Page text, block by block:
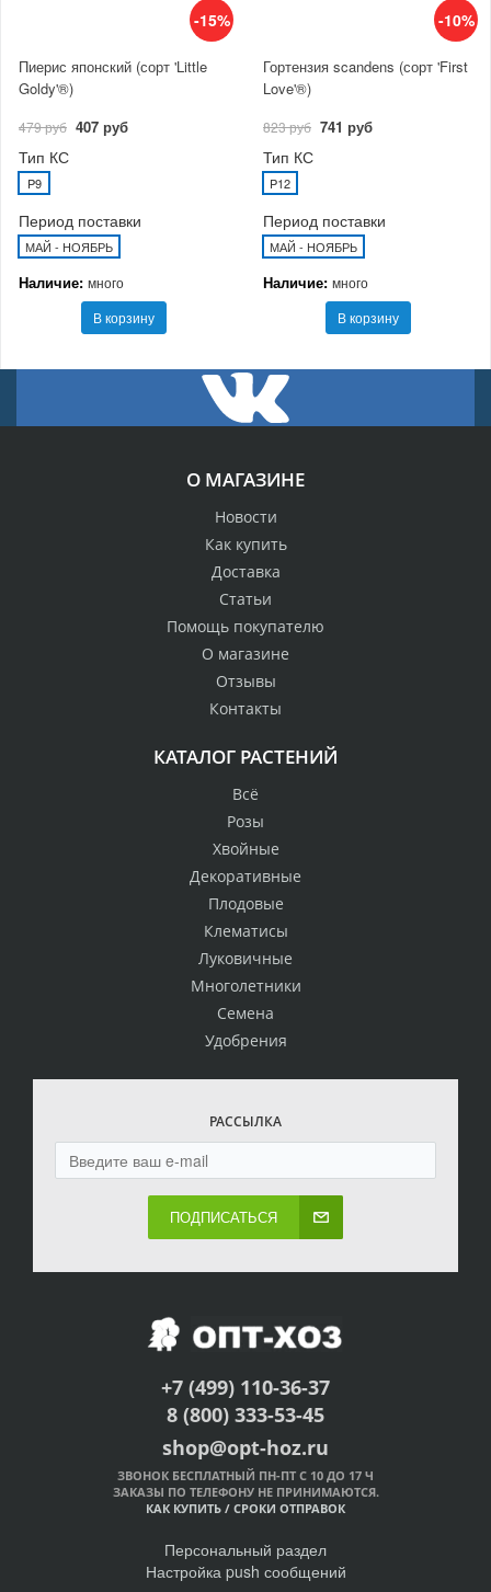
-15%
Пиерис японский (сорт 'Little
Goldy'®)
479 руб 407 руб
Тип КС
P9
Период поставки
МАЙ - НОЯБРЬ
Наличие: много
В корзину
-10%
Гортензия scandens (сорт 'First
Love'®)
823 руб 741 руб
Тип КС
P12
Период поставки
МАЙ - НОЯБРЬ
Наличие: много
В корзину
О МАГАЗИНЕ
Новости
Как купить
Доставка
Статьи
Помощь покупателю
О магазине
Отзывы
Контакты
КАТАЛОГ РАСТЕНИЙ
Всё
Розы
Хвойные
Декоративные
Плодовые
Клематисы
Луковичные
Многолетники
Семена
Удобрения
РАССЫЛКА
ПОДПИСАТЬСЯ
+7 (499) 110-36-37
8 (800) 333-53-45
shop@opt-hoz.ru
ЗВОНОК БЕСПЛАТНЫЙ ПН-ПТ С 10 ДО 17 Ч
ЗАКАЗЫ ПО ТЕЛЕФОНУ НЕ ПРИНИМАЮТСЯ.
КАК КУПИТЬ / СРОКИ ОТПРАВОК
Персональный раздел
Настройка push сообщений